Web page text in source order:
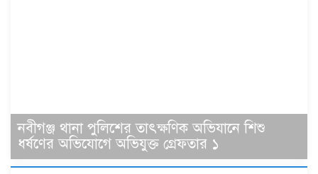
নবীগঞ্জ থানা পুলিশের তাৎক্ষণিক অভিযানে শিশু
ধর্ষণের অভিযোগে অভিযুক্ত গ্রেফতার ১